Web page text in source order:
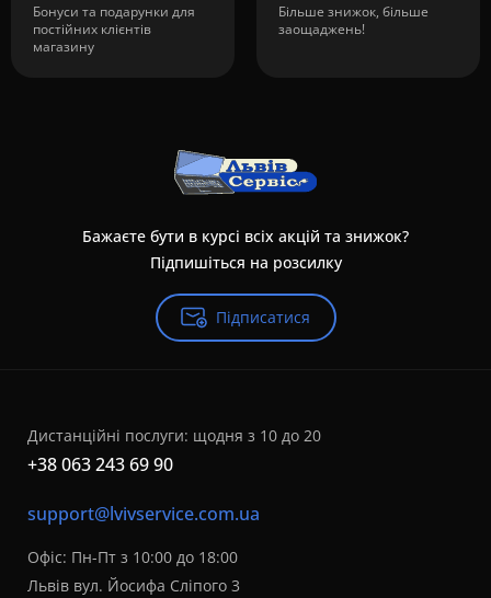
Бонуси та подарунки для
постійних клієнтів
магазину
Більше знижок, більше
заощаджень!
Бажаєте бути в курсі всіх акцій та знижок?
Підпишіться на розсилку
Підписатися
Дистанційні послуги: щодня з 10 до 20
+38 063 243 69 90
support@lvivservice.com.ua
Офіс: Пн-Пт з 10:00 до 18:00
Львів вул. Йосифа Сліпого 3